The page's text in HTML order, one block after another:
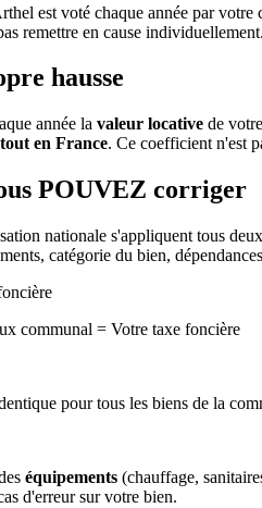
est voté chaque année par
remettre en cause individuellement.
hausse
année la valeur locative de
en France. Ce coefficient n'est
POUVEZ corriger
nationale s'appliquent tous
catégorie du bien,
communal = Votre taxe foncière
pour tous les biens de la
équipements (chauffage,
d'erreur sur votre bien.